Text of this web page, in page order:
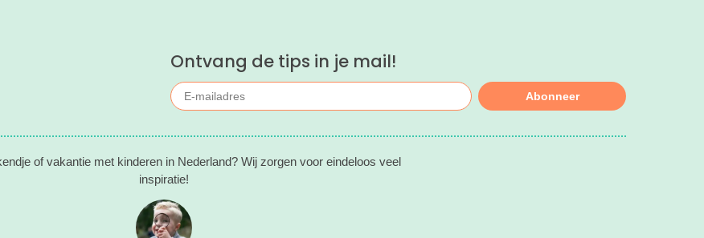
Ontvang de tips in je mail!
Abonneer
of vakantie met kinderen in Nederland? Wij zorgen voor eindeloos veel
inspiratie!